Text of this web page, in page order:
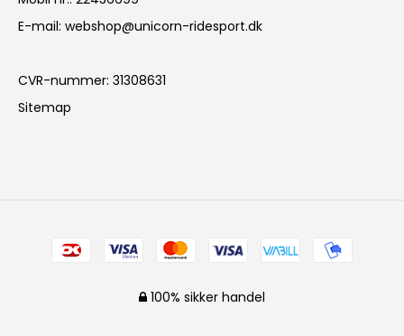
E-mail: webshop@unicorn-ridesport.dk
CVR-nummer: 31308631
Sitemap
100% sikker handel